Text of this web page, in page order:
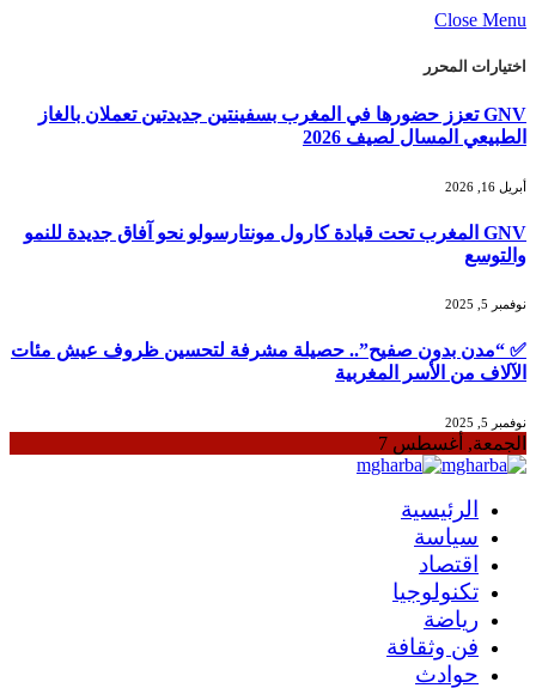
Close Menu
اختيارات المحرر
GNV تعزز حضورها في المغرب بسفينتين جديدتين تعملان بالغاز
الطبيعي المسال لصيف 2026
أبريل 16, 2026
GNV المغرب تحت قيادة كارول مونتارسولو نحو آفاق جديدة للنمو
والتوسع
نوفمبر 5, 2025
✅ “مدن بدون صفيح”.. حصيلة مشرفة لتحسين ظروف عيش مئات
الآلاف من الأسر المغربية
نوفمبر 5, 2025
الجمعة, أغسطس 7
الرئيسية
سياسة
اقتصاد
تكنولوجيا
رياضة
فن وثقافة
حوادث